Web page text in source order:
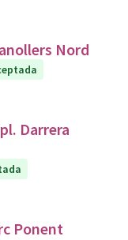
Nord
Darrera
Ponent